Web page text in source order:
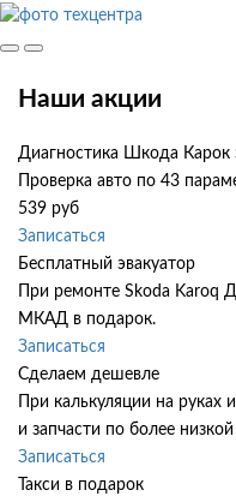
Наши акции
Диагностика Шкода Карок
Проверка авто по 43
539 руб
Записаться
Бесплатный эвакуатор
При ремонте Skoda Karoq
МКАД в подарок.
Записаться
Сделаем дешевле
При калькуляции на руках
и запчасти по более
Записаться
Такси в подарок